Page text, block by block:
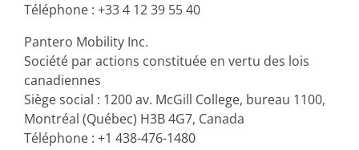
Téléphone : +33 4 12 39 55 40
Pantero Mobility Inc.
Société par actions constituée en vertu des lois
canadiennes
Siège social : 1200 av. McGill College, bureau 1100,
Montréal (Québec) H3B 4G7, Canada
Téléphone : +1 438-476-1480